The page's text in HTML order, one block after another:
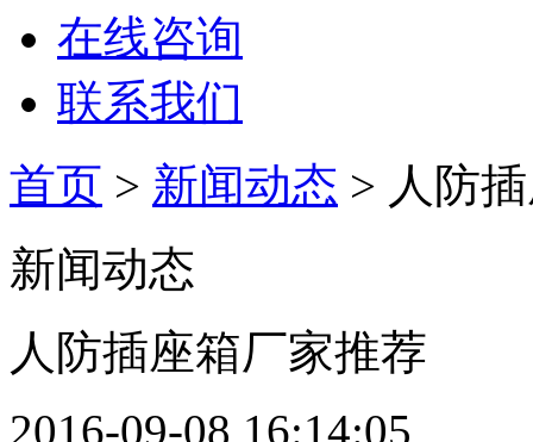
在线咨询
联系我们
首页 > 新闻动态 > 人防
新闻动态
人防插座箱厂家推荐
2016-09-08 16:14:05